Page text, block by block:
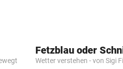
Fetzblau oder
Wetter verstehen - von Sigi